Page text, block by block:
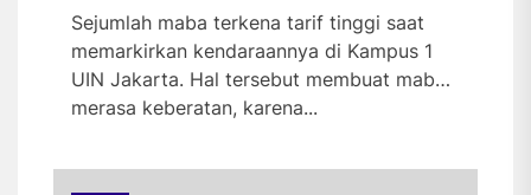
Sejumlah maba terkena tarif tinggi saat
memarkirkan kendaraannya di Kampus 1
UIN Jakarta. Hal tersebut membuat maba
merasa keberatan, karena...